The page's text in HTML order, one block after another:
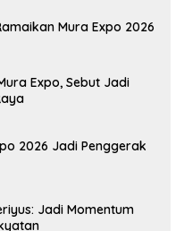
Mura Expo 2026
Expo, Sebut Jadi
2026 Jadi Penggerak
Jadi Momentum